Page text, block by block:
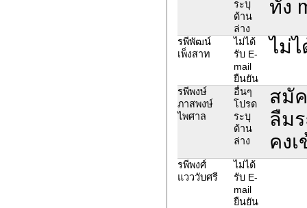
ระบุ
ด้าน
ล่าง
ทั้ง
รพีพัฒน์
เพ็งสาท
ไม่ได้
รับ E-
mail
ยืนยัน
ไม่
รพีพงษ์
ภาสพงษ์
ไพศาล
อื่นๆ
โปรด
ระบุ
ด้าน
ล่าง
สมั
ลืม
คง
รพีพงศ์
แวววับศรี
ไม่ได้
รับ E-
mail
ยืนยัน